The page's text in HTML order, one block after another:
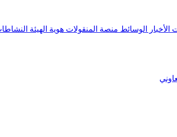
الأخبار الوسائط منصة المنقولات هوية الهيئة